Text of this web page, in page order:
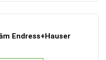
Endress+Hauser